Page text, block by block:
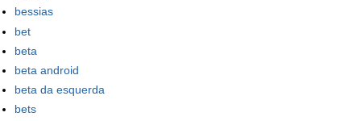
bessias
bet
beta
beta android
beta da esquerda
bets